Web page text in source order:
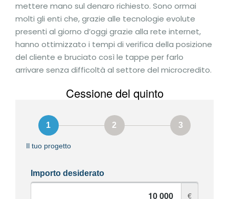
mettere mano sul denaro richiesto. Sono ormai
molti gli enti che, grazie alle tecnologie evolute
presenti al giorno d’oggi grazie alla rete internet,
hanno ottimizzato i tempi di verifica della posizione
del cliente e bruciato così le tappe per farlo
arrivare senza difficoltà al settore del microcredito.